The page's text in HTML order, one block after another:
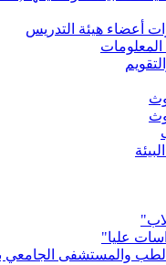
أعضاء هيئة التدريس
المعلومات
عليا"
والمستشفى الجامعي